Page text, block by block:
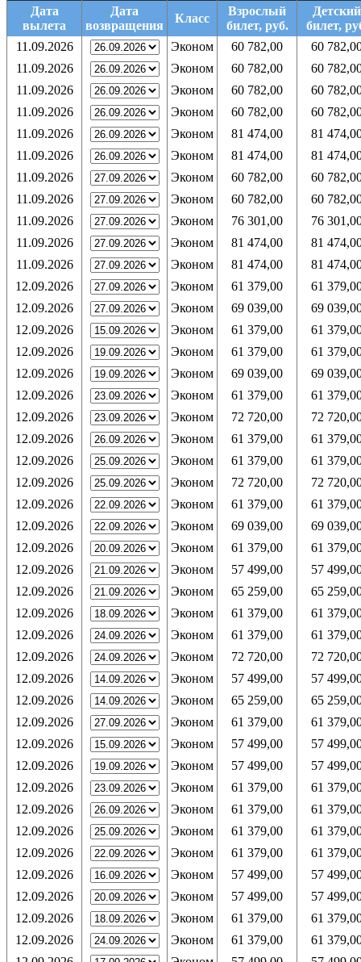
Дата
вылета
Дата
возвращения
Класс
Взрослый
билет, руб.
Детский
билет,
11.09.2026
Эконом 60 782,00
60
11.09.2026
Эконом 60 782,00
60
11.09.2026
Эконом 60 782,00
60
11.09.2026
Эконом 60 782,00
60
11.09.2026
Эконом 81 474,00
81
11.09.2026
Эконом 81 474,00
81
11.09.2026
Эконом 60 782,00
60
11.09.2026
Эконом 60 782,00
60
11.09.2026
Эконом 76 301,00
76
11.09.2026
Эконом 81 474,00
81
11.09.2026
Эконом 81 474,00
81
12.09.2026
Эконом 61 379,00
61
12.09.2026
Эконом 69 039,00
69
12.09.2026
Эконом 61 379,00
61
12.09.2026
Эконом 61 379,00
61
12.09.2026
Эконом 69 039,00
69
12.09.2026
Эконом 61 379,00
61
12.09.2026
Эконом 72 720,00
72
12.09.2026
Эконом 61 379,00
61
12.09.2026
Эконом 61 379,00
61
12.09.2026
Эконом 72 720,00
72
12.09.2026
Эконом 61 379,00
61
12.09.2026
Эконом 69 039,00
69
12.09.2026
Эконом 61 379,00
61
12.09.2026
Эконом 57 499,00
57
12.09.2026
Эконом 65 259,00
65
12.09.2026
Эконом 61 379,00
61
12.09.2026
Эконом 61 379,00
61
12.09.2026
Эконом 72 720,00
72
12.09.2026
Эконом 57 499,00
57
12.09.2026
Эконом 65 259,00
65
12.09.2026
Эконом 61 379,00
61
12.09.2026
Эконом 57 499,00
57
12.09.2026
Эконом 57 499,00
57
12.09.2026
Эконом 61 379,00
61
12.09.2026
Эконом 61 379,00
61
12.09.2026
Эконом 61 379,00
61
12.09.2026
Эконом 61 379,00
61
12.09.2026
Эконом 57 499,00
57
12.09.2026
Эконом 57 499,00
57
12.09.2026
Эконом 61 379,00
61
12.09.2026
Эконом 61 379,00
61